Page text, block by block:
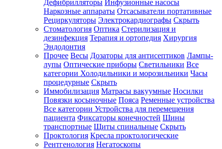
Дефибрилляторы Инфузионные насосы
Наркозные аппараты Отсасыватели портативные
Рециркуляторы Электрокардиографы Скрыть
Стоматология Оптика Стерилизация и
дезинфекция Терапия и ортопедия Хирургия
Эндодонтия
Прочее Весы Дозаторы для антисептиков Лампы-
лупы Оптические приборы Светильники Все
категории Холодильники и морозильники Часы
процедурные Скрыть
Иммобилизация Матрасы вакуумные Носилки
Повязки косыночные Пояса Ременные устройства
Все категории Устройства для перемещения
пациента Фиксаторы конечностей Шины
транспортные Щиты спинальные Скрыть
Проктология Кресла проктологические
Рентгенология Негатоскопы